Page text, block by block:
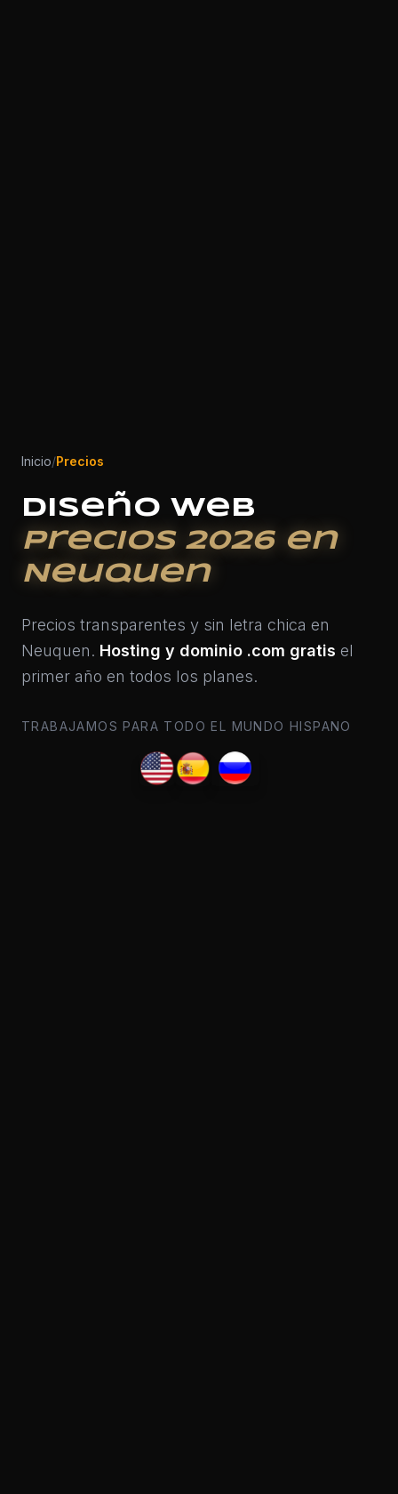
Inicio/Precios
Diseño Web
Precios 2026 en
Neuquen
Precios transparentes y sin letra chica en
Neuquen. Hosting y dominio .com gratis el
primer año en todos los planes.
TRABAJAMOS PARA TODO EL MUNDO HISPANO